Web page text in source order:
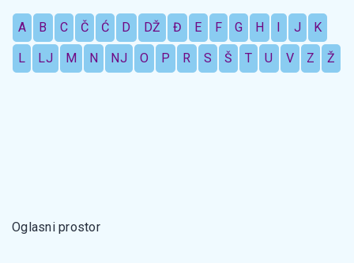
A B C Č Ć D DŽ Đ E F G H I J K
L LJ M N NJ O P R S Š T U V Z Ž
Oglasni prostor